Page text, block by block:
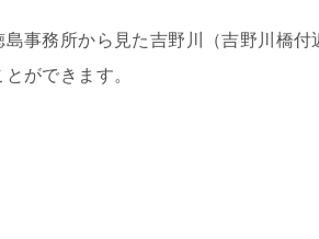
事務所から見た吉野川（吉野川橋
ができます。